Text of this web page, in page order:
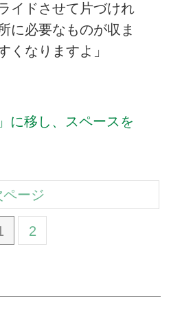
イドさせて片づけれ
に必要なものが収ま
くなりますよ」
に移し、スペースを
2
ページ